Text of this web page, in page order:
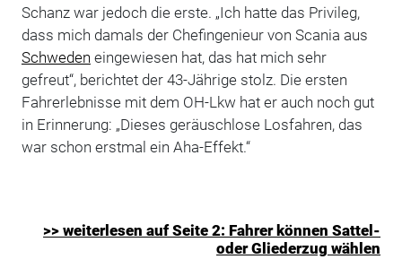
Schanz war jedoch die erste. „Ich hatte das Privileg,
dass mich damals der Chefingenieur von Scania aus
Schweden eingewiesen hat, das hat mich sehr
gefreut“, berichtet der 43-Jährige stolz. Die ersten
Fahrerlebnisse mit dem OH-Lkw hat er auch noch gut
in Erinnerung: „Dieses geräuschlose Losfahren, das
war schon erstmal ein Aha-Effekt.“
>> weiterlesen auf Seite 2: Fahrer können Sattel-
oder Gliederzug wählen